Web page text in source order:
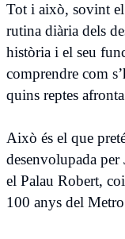
Tot i això, sovint
rutina diària dels
història i el seu
comprendre com
quins reptes
Això és el que
desenvolupada
el Palau Robert,
100 anys del